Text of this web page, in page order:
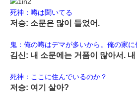
死神：噂は聞いてる
저승: 소문은 많이 들었어.
鬼：俺の噂はデマが多いから。俺の家に
김신: 내 소문에는 거품이 많아서.
死神：ここに住んでいるのか？
저승: 여기 살아?